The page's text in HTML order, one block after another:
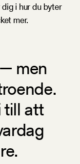
i hur du byter
mer.
men
till att